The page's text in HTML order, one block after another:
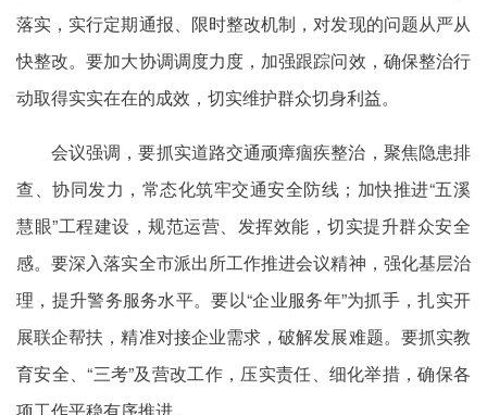
落实，实行定期通报、限时整改机制，对发现的问题从严从
快整改。要加大协调调度力度，加强跟踪问效，确保整治行
动取得实实在在的成效，切实维护群众切身利益。
会议强调，要抓实道路交通顽瘴痼疾整治，聚焦隐患排
查、协同发力，常态化筑牢交通安全防线；加快推进“五溪
慧眼”工程建设，规范运营、发挥效能，切实提升群众安全
感。要深入落实全市派出所工作推进会议精神，强化基层治
理，提升警务服务水平。要以“企业服务年”为抓手，扎实开
展联企帮扶，精准对接企业需求，破解发展难题。要抓实教
育安全、“三考”及营改工作，压实责任、细化举措，确保各
项工作平稳有序推进。